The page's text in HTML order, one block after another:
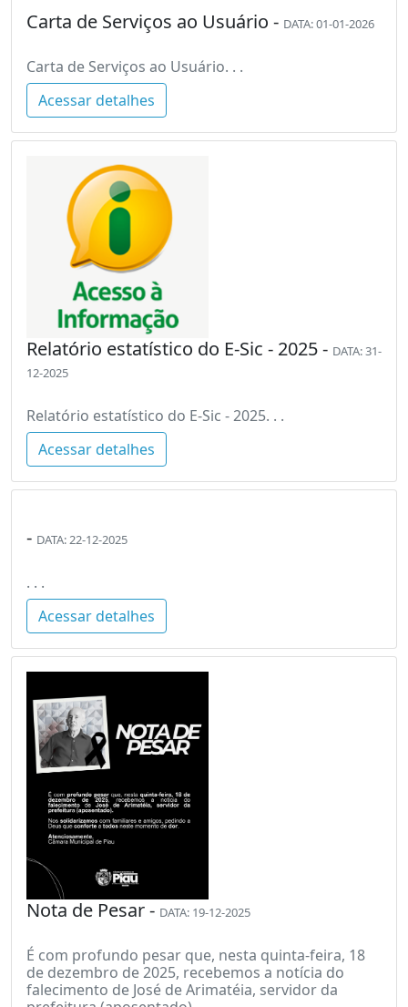
Carta de Serviços ao Usuário - DATA: 01-01-2026
Carta de Serviços ao Usuário. . .
Acessar detalhes
Relatório estatístico do E-Sic - 2025 - DATA: 31-
12-2025
Relatório estatístico do E-Sic - 2025. . .
Acessar detalhes
- DATA: 22-12-2025
. . .
Acessar detalhes
Nota de Pesar - DATA: 19-12-2025
É com profundo pesar que, nesta quinta-feira, 18
de dezembro de 2025, recebemos a notícia do
falecimento de José de Arimatéia, servidor da